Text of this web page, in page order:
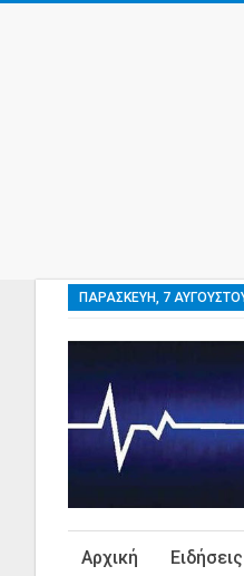
ΠΑΡΑΣΚΕΥΉ, 7
Αρχική Ειδήσεις